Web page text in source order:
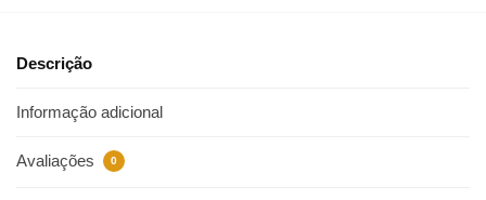
Descrição
Informação adicional
Avaliações 0